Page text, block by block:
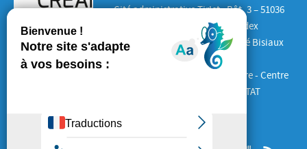
Cité administrative Tirlet : Bât. 3 – 51036
CHALONS-EN-CHAMPAGNE Cedex
Antenne Lorraine : 132 rue André Bisiaux
54320 Maxéville
Antenne Alsace : Place de la Gare - Centre
d'Affaires le 1840 – 67600 SELESTAT